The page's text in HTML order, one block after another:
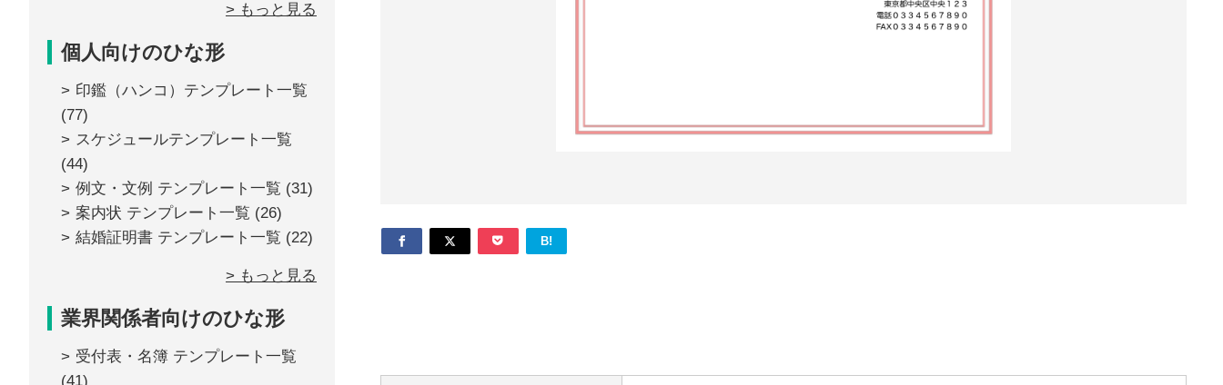
B!
> もっと見る
個人向けのひな形
印鑑（ハンコ）テンプレート一覧
(77)
スケジュールテンプレート一覧
(44)
例文・文例 テンプレート一覧 (31)
案内状 テンプレート一覧 (26)
結婚証明書 テンプレート一覧 (22)
> もっと見る
業界関係者向けのひな形
受付表・名簿 テンプレート一覧
(41)